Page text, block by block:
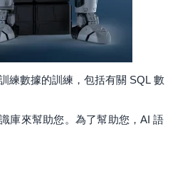
練數據的訓練，包括有關 SQL 數
庫來幫助您。為了幫助您，AI 語